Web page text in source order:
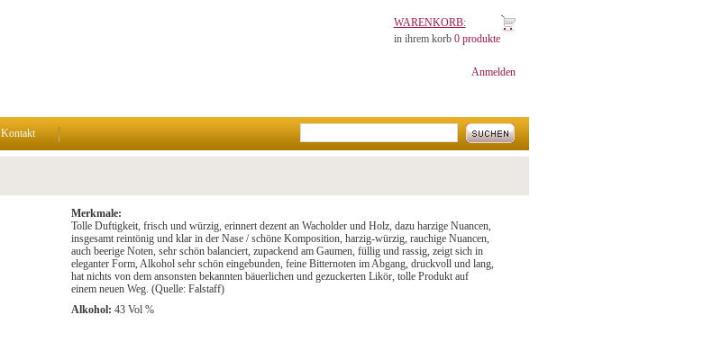
WARENKORB:
in ihrem korb 0 produkte
Anmelden
Kontakt
Merkmale:
Tolle Duftigkeit, frisch und würzig, erinnert dezent an Wacholder und Holz, dazu harzige Nuancen,
insgesamt reintönig und klar in der Nase / schöne Komposition, harzig-würzig, rauchige Nuancen,
auch beerige Noten, sehr schön balanciert, zupackend am Gaumen, füllig und rassig, zeigt sich in
eleganter Form, Alkohol sehr schön eingebunden, feine Bitternoten im Abgang, druckvoll und lang,
hat nichts von dem ansonsten bekannten bäuerlichen und gezuckerten Likör, tolle Produkt auf
einem neuen Weg. (Quelle: Falstaff)
Alkohol: 43 Vol %